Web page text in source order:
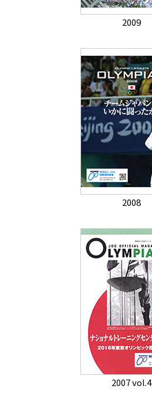
2009
2008
2007 vol.4